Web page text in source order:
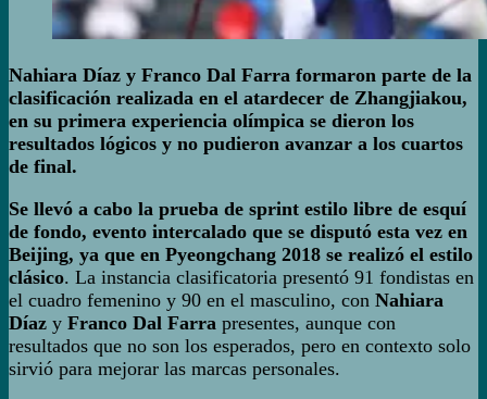
Nahiara Díaz y Franco Dal Farra formaron parte de la
clasificación realizada en el atardecer de Zhangjiakou,
en su primera experiencia olímpica se dieron los
resultados lógicos y no pudieron avanzar a los cuartos
de final.
Se llevó a cabo la prueba de sprint estilo libre de esquí
de fondo, evento intercalado que se disputó esta vez en
Beijing, ya que en Pyeongchang 2018 se realizó el estilo
clásico. La instancia clasificatoria presentó 91 fondistas en
el cuadro femenino y 90 en el masculino, con Nahiara
Díaz y Franco Dal Farra presentes, aunque con
resultados que no son los esperados, pero en contexto solo
sirvió para mejorar las marcas personales.